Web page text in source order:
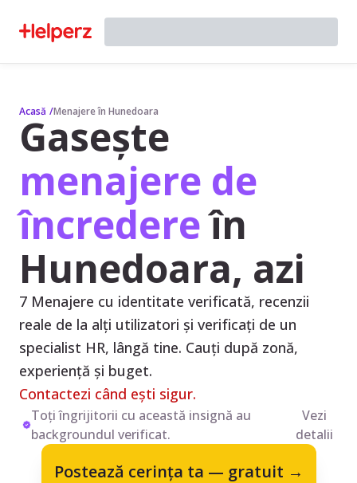
Acasă /Menajere în Hunedoara
Gasește
menajere de
încredereîn
Hunedoara, azi
7 Menajere cu identitate verificată, recenzii
reale de la alți utilizatori și verificați de un
specialist HR, lângă tine. Cauți după zonă,
experiență și buget.
Contactezi când ești sigur.
Toți îngrijitorii cu această insignă au
backgroundul verificat.
Vezi
detalii
Postează cerința ta — gratuit →